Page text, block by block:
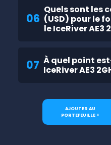
06
Quels sont les
(USD) pour le
le IceRiver AE3
07 À quel point
IceRiver AE3
AJOUTER AU
PORTEFEUILLE +